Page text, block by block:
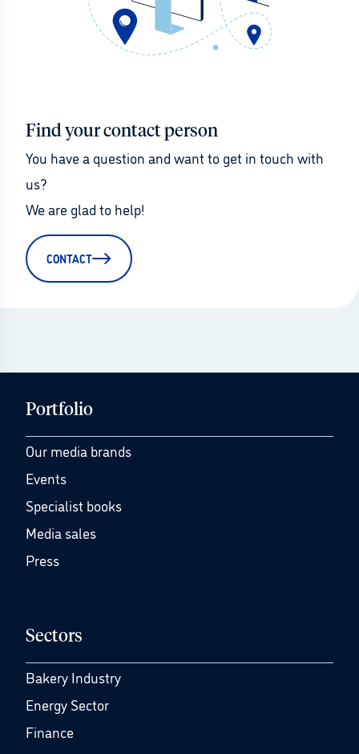
Find your contact person
You have a question and want to get in touch with
us?
We are glad to help!
CONTACT
Portfolio
Our media brands
Events
Specialist books
Media sales
Press
Sectors
Bakery Industry
Energy Sector
Finance